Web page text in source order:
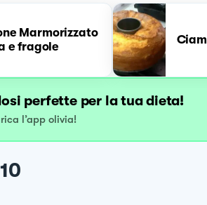
Marmorizzato
e fragole
perfette per la tua dieta!
l’app olivia!
10